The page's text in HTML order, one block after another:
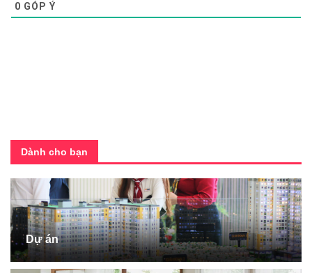
0 GÓP Ý
Dành cho bạn
Dự án